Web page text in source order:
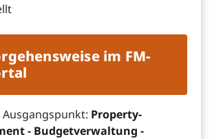
im FM-
Ausgangspunkt: Property-
- Budgetverwaltung -